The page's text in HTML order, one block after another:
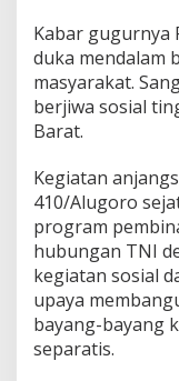
Kabar gugurnya
duka mendalam
masyarakat.
berjiwa sosial
Barat.
Kegiatan
410/Alugoro
program
hubungan TNI
kegiatan sosial
upaya
bayang-bayang
separatis.